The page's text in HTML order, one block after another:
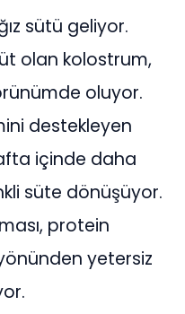
sütü geliyor.
olan kolostrum,
oluyor.
destekleyen
içinde daha
süte dönüşüyor.
protein
yetersiz